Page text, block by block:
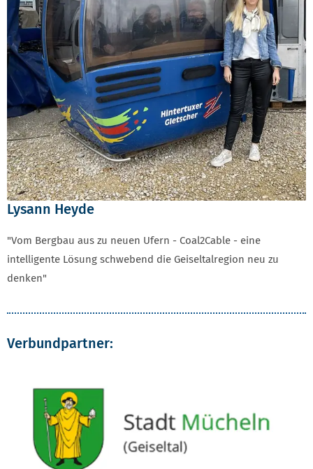
Lysann Heyde
"Vom Bergbau aus zu neuen Ufern - Coal2Cable - eine
intelligente Lösung schwebend die Geiseltalregion neu zu
denken"
Verbundpartner: